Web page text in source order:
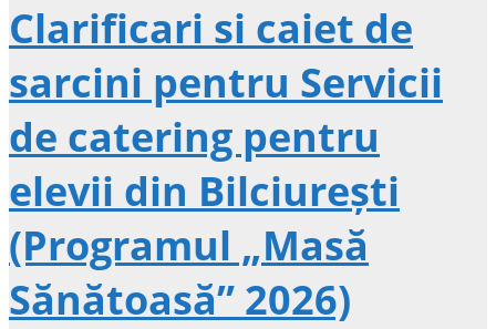
Clarificari si caiet de
sarcini pentru Servicii
de catering pentru
elevii din Bilciurești
(Programul „Masă
Sănătoasă” 2026)